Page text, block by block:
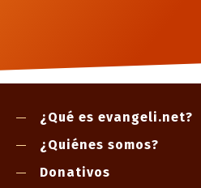
¿Qué es evangeli.net?
¿Quiénes somos?
Donativos